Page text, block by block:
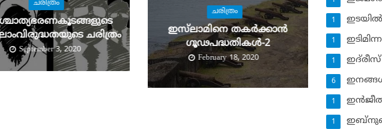
ചരിത്രം
ചരിത്രം
September 3, 2020
ചരിത്രം
ഇസ്‌ലാമിനെ തകര്‍ക്കാന്‍
ഗൂഢപദ്ധതികള്‍-2
February 18, 2020
1
1
ഇദ്‌രീസ്‌
1
6
1
1